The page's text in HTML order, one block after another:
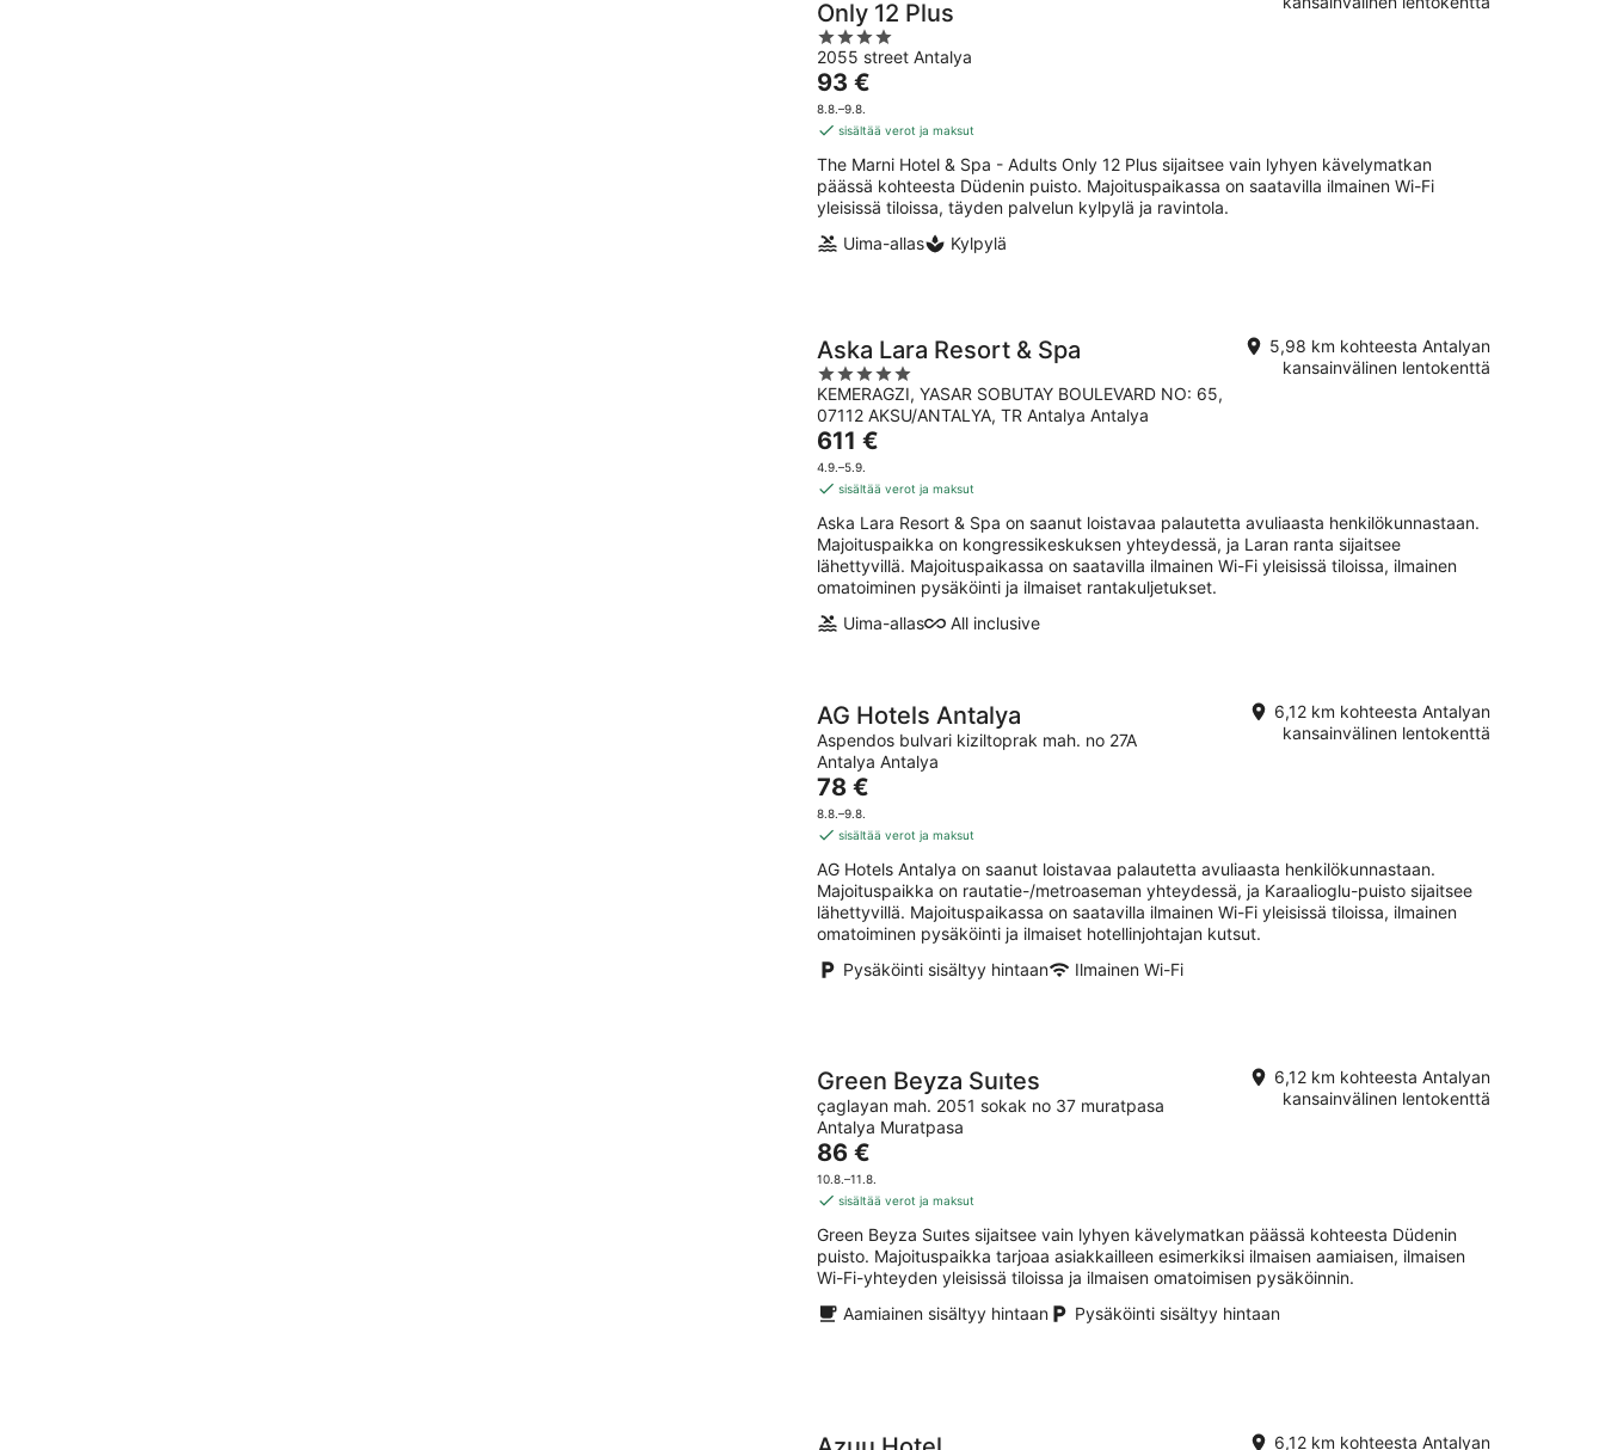
Only 12 Plus
4
out
of
5
2055 street Antalya
Hinta
on
93 €
yö
93 €
8.8.–9.8.
sisältää verot ja maksut
The Marni Hotel & Spa - Adults Only 12 Plus sijaitsee vain lyhyen kävelymatkan
päässä kohteesta Düdenin puisto. Majoituspaikassa on saatavilla ilmainen Wi-Fi
yleisissä tiloissa, täyden palvelun kylpylä ja ravintola.
Uima-allas
Kylpylä
Aska Lara Resort & Spa
5
out
of
5
KEMERAGZI, YASAR SOBUTAY BOULEVARD NO: 65,
07112 AKSU/ANTALYA, TR Antalya Antalya
5,98 km kohteesta Antalyan
kansainvälinen lentokenttä
Hinta
on
611 €
yö
611 €
4.9.–5.9.
sisältää verot ja maksut
Aska Lara Resort & Spa on saanut loistavaa palautetta avuliaasta henkilökunnastaan.
Majoituspaikka on kongressikeskuksen yhteydessä, ja Laran ranta sijaitsee
lähettyvillä. Majoituspaikassa on saatavilla ilmainen Wi-Fi yleisissä tiloissa, ilmainen
omatoiminen pysäköinti ja ilmaiset rantakuljetukset.
Uima-allas
All inclusive
AG Hotels Antalya
Aspendos bulvari kiziltoprak mah. no 27A
Antalya Antalya
6,12 km kohteesta Antalyan
kansainvälinen lentokenttä
Hinta
on
78 €
yö
78 €
8.8.–9.8.
sisältää verot ja maksut
AG Hotels Antalya on saanut loistavaa palautetta avuliaasta henkilökunnastaan.
Majoituspaikka on rautatie-/metroaseman yhteydessä, ja Karaalioglu-puisto sijaitsee
lähettyvillä. Majoituspaikassa on saatavilla ilmainen Wi-Fi yleisissä tiloissa, ilmainen
omatoiminen pysäköinti ja ilmaiset hotellinjohtajan kutsut.
Pysäköinti sisältyy hintaan
Ilmainen Wi-Fi
Green Beyza Suıtes
çaglayan mah. 2051 sokak no 37 muratpasa
Antalya Muratpasa
6,12 km kohteesta Antalyan
kansainvälinen lentokenttä
Hinta
on
86 €
yö
86 €
10.8.–11.8.
sisältää verot ja maksut
Green Beyza Suıtes sijaitsee vain lyhyen kävelymatkan päässä kohteesta Düdenin
puisto. Majoituspaikka tarjoaa asiakkailleen esimerkiksi ilmaisen aamiaisen, ilmaisen
Wi-Fi-yhteyden yleisissä tiloissa ja ilmaisen omatoimisen pysäköinnin.
Aamiainen sisältyy hintaan
Pysäköinti sisältyy hintaan
6,12 km kohteesta Antalyan